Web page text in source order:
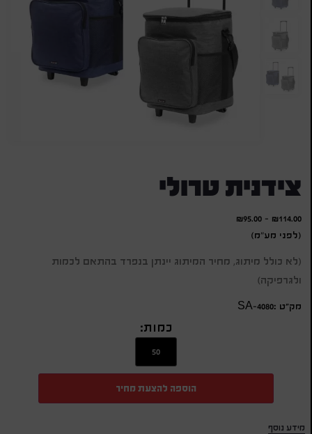
צידנית טרולי
₪114.00
-
₪95.00
(לפני מע"מ)
(לא כולל מיתוג, מחיר המיתוג יינתן בנפרד בהתאם לכמות
ולגרפיקה)
מק״ט :SA-4080
כמות:
הוספה להצעת מחיר
מידע נוסף